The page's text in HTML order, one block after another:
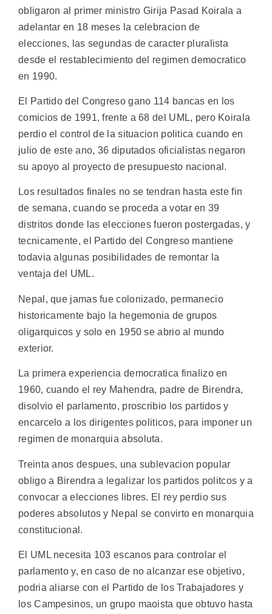
obligaron al primer ministro Girija Pasad Koirala a
adelantar en 18 meses la celebracion de
elecciones, las segundas de caracter pluralista
desde el restablecimiento del regimen democratico
en 1990.
El Partido del Congreso gano 114 bancas en los
comicios de 1991, frente a 68 del UML, pero Koirala
perdio el control de la situacion politica cuando en
julio de este ano, 36 diputados oficialistas negaron
su apoyo al proyecto de presupuesto nacional.
Los resultados finales no se tendran hasta este fin
de semana, cuando se proceda a votar en 39
distritos donde las elecciones fueron postergadas, y
tecnicamente, el Partido del Congreso mantiene
todavia algunas posibilidades de remontar la
ventaja del UML.
Nepal, que jamas fue colonizado, permanecio
historicamente bajo la hegemonia de grupos
oligarquicos y solo en 1950 se abrio al mundo
exterior.
La primera experiencia democratica finalizo en
1960, cuando el rey Mahendra, padre de Birendra,
disolvio el parlamento, proscribio los partidos y
encarcelo a los dirigentes politicos, para imponer un
regimen de monarquia absoluta.
Treinta anos despues, una sublevacion popular
obligo a Birendra a legalizar los partidos politcos y a
convocar a elecciones libres. El rey perdio sus
poderes absolutos y Nepal se convirto en monarquia
constitucional.
El UML necesita 103 escanos para controlar el
parlamento y, en caso de no alcanzar ese objetivo,
podria aliarse con el Partido de los Trabajadores y
los Campesinos, un grupo maoista que obtuvo hasta